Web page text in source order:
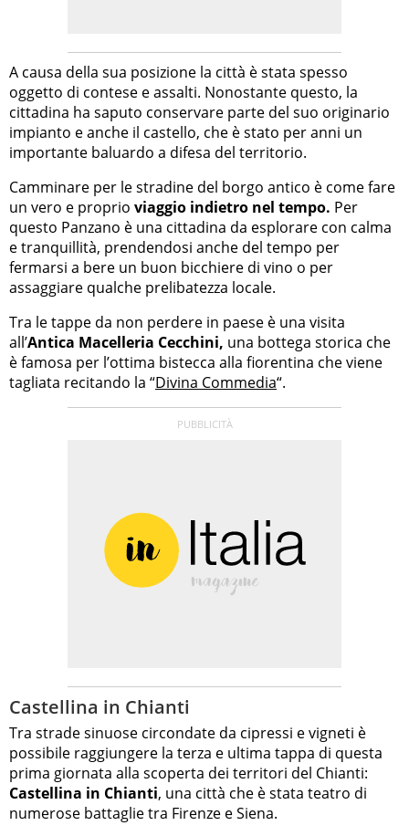
A causa della sua posizione la città è stata spesso
oggetto di contese e assalti. Nonostante questo, la
cittadina ha saputo conservare parte del suo originario
impianto e anche il castello, che è stato per anni un
importante baluardo a difesa del territorio.
Camminare per le stradine del borgo antico è come fare
un vero e proprio viaggio indietro nel tempo. Per
questo Panzano è una cittadina da esplorare con calma
e tranquillità, prendendosi anche del tempo per
fermarsi a bere un buon bicchiere di vino o per
assaggiare qualche prelibatezza locale.
Tra le tappe da non perdere in paese è una visita
all’Antica Macelleria Cecchini, una bottega storica che
è famosa per l’ottima bistecca alla fiorentina che viene
tagliata recitando la “Divina Commedia“.
Castellina in Chianti
Tra strade sinuose circondate da cipressi e vigneti è
possibile raggiungere la terza e ultima tappa di questa
prima giornata alla scoperta dei territori del Chianti:
Castellina in Chianti, una città che è stata teatro di
numerose battaglie tra Firenze e Siena.